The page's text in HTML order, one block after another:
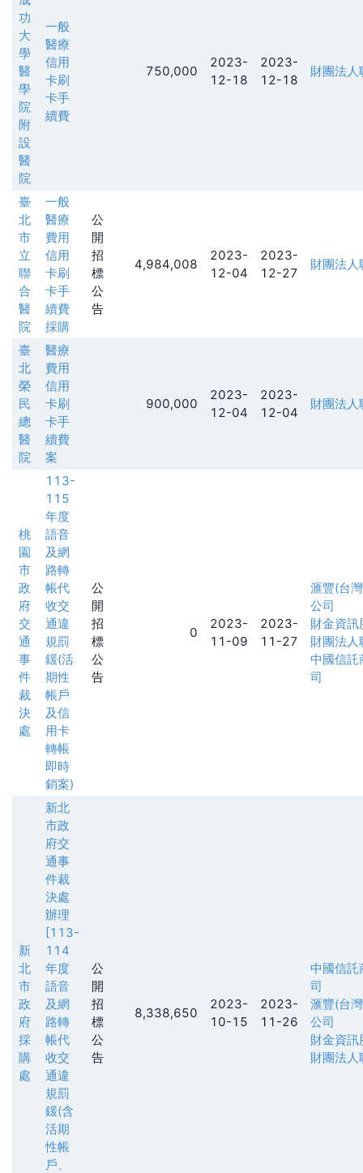
功
大
學
醫
學
院
附
設
醫
院
一般
醫療
信用
卡刷
卡手
續費
750,000
2023-
12-18
2023-
12-18
財團法人
臺
北
市
立
聯
合
醫
院
一般
醫療
費用
信用
卡刷
卡手
續費
採購
公
開
招
標
公
告
4,984,008
2023-
12-04
2023-
12-27
財團法人
臺
北
榮
民
總
醫
院
醫療
費用
信用
卡刷
卡手
續費
案
900,000
2023-
12-04
2023-
12-04
財團法人
桃
園
市
政
府
交
通
事
件
裁
決
處
113-
115
年度
語音
及網
路轉
帳代
收交
通違
規罰
鍰(活
期性
帳戶
及信
用卡
轉帳
即時
銷案)
公
開
招
標
公
告
0
2023-
11-09
2023-
11-27
滙豐(台
公司
財金資訊
財團法人
中國信託
司
新
北
市
政
府
採
購
處
新北
市政
府交
通事
件裁
決處
辦理
[113-
114
年度
語音
及網
路轉
帳代
收交
通違
規罰
鍰(含
活期
性帳
戶、
公
開
招
標
公
告
8,338,650
2023-
10-15
2023-
11-26
中國信託
司
滙豐(台
公司
財金資訊
財團法人